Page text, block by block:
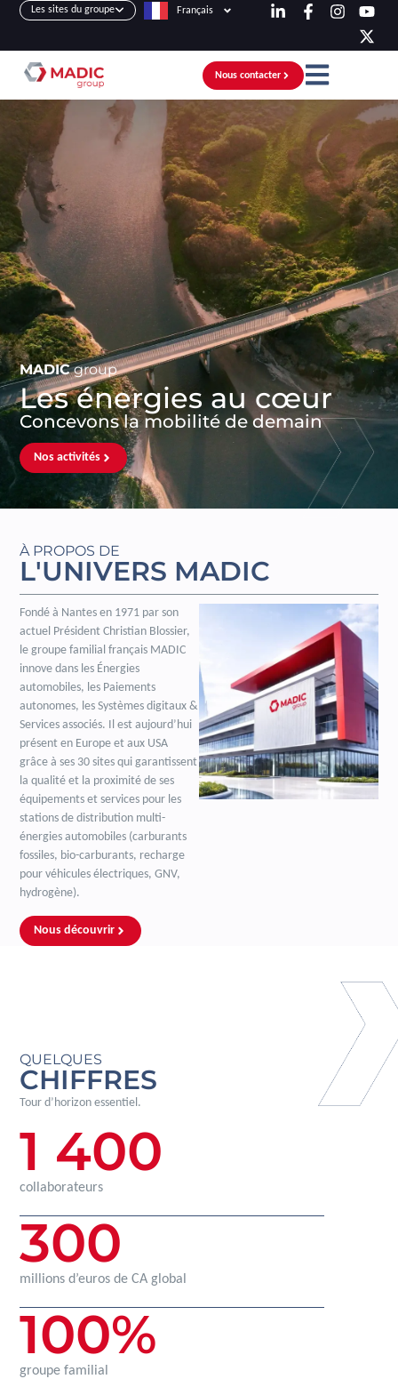
Les sites du groupe Français
Nous contacter
MADIC group
Les énergies au cœur
Concevons la mobilité de demain
Nos activités
À PROPOS DE
L'UNIVERS MADIC
Fondé à Nantes en 1971 par son
actuel Président Christian Blossier,
le groupe familial français MADIC
innove dans les Énergies
automobiles, les Paiements
autonomes, les Systèmes digitaux &
Services associés. Il est aujourd’hui
présent en Europe et aux USA
grâce à ses 30 sites qui garantissent
la qualité et la proximité de ses
équipements et services pour les
stations de distribution multi-
énergies automobiles (carburants
fossiles, bio-carburants, recharge
pour véhicules électriques, GNV,
hydrogène).
Nous découvrir
QUELQUES
CHIFFRES
Tour d’horizon essentiel.
collaborateurs
1 400
millions d’euros de CA global
300
groupe familial
100%